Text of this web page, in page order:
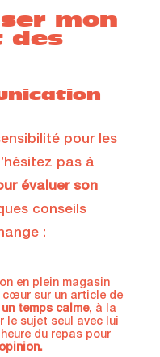
mon
des
pour les
pas à
évaluer son
conseils
:
en plein magasin
cœur sur un article de
temps calme, à la
le sujet seul avec lui
du repas pour